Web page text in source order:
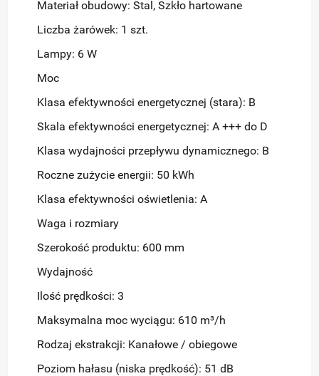
Materiał obudowy: Stal, Szkło hartowane
Liczba żarówek: 1 szt.
Lampy: 6 W
Moc
Klasa efektywności energetycznej (stara): B
Skala efektywności energetycznej: A +++ do D
Klasa wydajności przepływu dynamicznego: B
Roczne zużycie energii: 50 kWh
Klasa efektywności oświetlenia: A
Waga i rozmiary
Szerokość produktu: 600 mm
Wydajność
Ilość prędkości: 3
Maksymalna moc wyciągu: 610 m³/h
Rodzaj ekstrakcji: Kanałowe / obiegowe
Poziom hałasu (niska prędkość): 51 dB